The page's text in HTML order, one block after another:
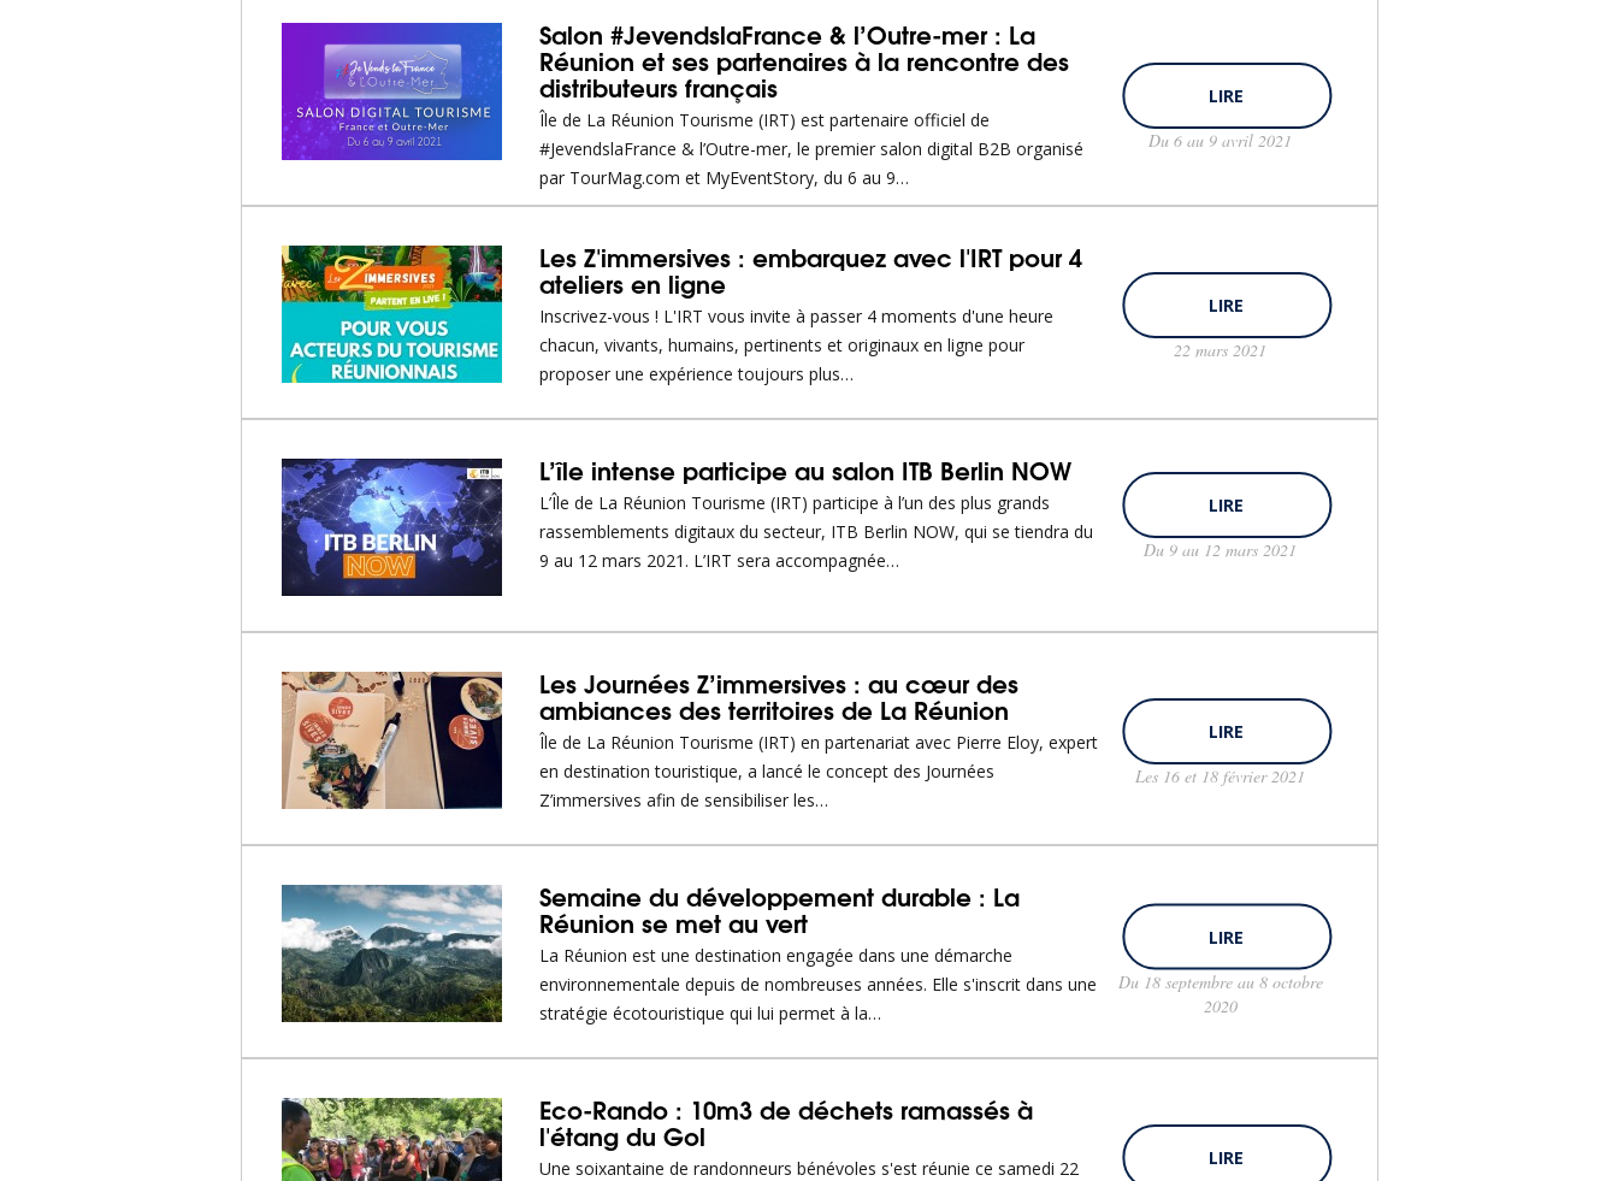
Salon #JevendslaFrance & l’Outre-mer : La
Réunion et ses partenaires à la rencontre des
distributeurs français
Île de La Réunion Tourisme (IRT) est partenaire officiel de
#JevendslaFrance & l’Outre-mer, le premier salon digital B2B organisé
par TourMag.com et MyEventStory, du 6 au 9…
LIRE
Du 6 au 9 avril 2021
Les Z'immersives : embarquez avec l'IRT pour 4
ateliers en ligne
Inscrivez-vous ! L'IRT vous invite à passer 4 moments d'une heure
chacun, vivants, humains, pertinents et originaux en ligne pour
proposer une expérience toujours plus…
LIRE
22 mars 2021
L’île intense participe au salon ITB Berlin NOW
L’Île de La Réunion Tourisme (IRT) participe à l’un des plus grands
rassemblements digitaux du secteur, ITB Berlin NOW, qui se tiendra du
9 au 12 mars 2021. L’IRT sera accompagnée…
LIRE
Du 9 au 12 mars 2021
Les Journées Z’immersives : au cœur des
ambiances des territoires de La Réunion
Île de La Réunion Tourisme (IRT) en partenariat avec Pierre Eloy, expert
en destination touristique, a lancé le concept des Journées
Z’immersives afin de sensibiliser les…
LIRE
Les 16 et 18 février 2021
Semaine du développement durable : La
Réunion se met au vert
La Réunion est une destination engagée dans une démarche
environnementale depuis de nombreuses années. Elle s'inscrit dans une
stratégie écotouristique qui lui permet à la…
LIRE
Du 18 septembre au 8 octobre
2020
Eco-Rando : 10m3 de déchets ramassés à
l'étang du Gol
Une soixantaine de randonneurs bénévoles s'est réunie ce samedi 22
LIRE